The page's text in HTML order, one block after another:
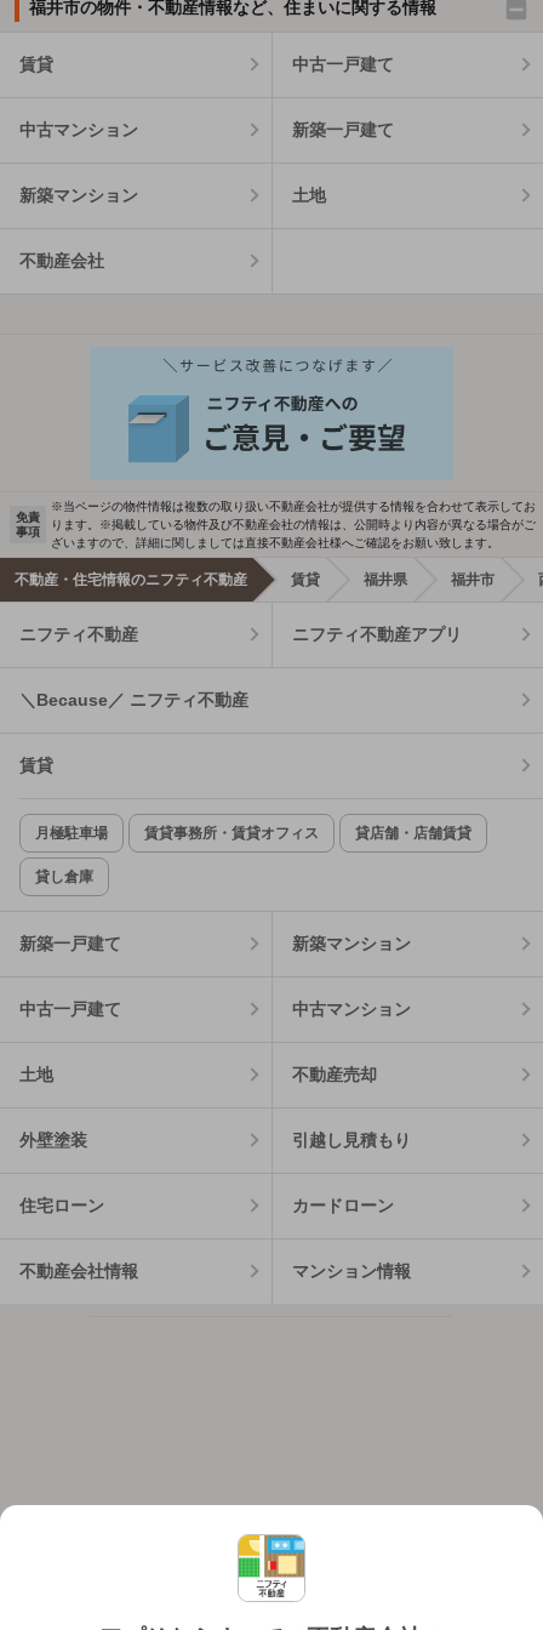
福井市の物件・不動産情報など、住まいに関する情報
賃貸 中古一戸建て
中古マンション 新築一戸建て
新築マンション 土地
不動産会社
免責
事項
※当ページの物件情報は複数の取り扱い不動産会社が提供する情報を合わせて表示してお
ります。※掲載している物件及び不動産会社の情報は、公開時より内容が異なる場合がご
ざいますので、詳細に関しましては直接不動産会社様へご確認をお願い致します。
不動産・住宅情報のニフティ不動産 賃貸 福井県 福井市
ニフティ不動産 ニフティ不動産アプリ
＼Because／ ニフティ不動産
賃貸
月極駐車場 賃貸事務所・賃貸オフィス 貸店舗・店舗賃貸
貸し倉庫
新築一戸建て 新築マンション
中古一戸建て 中古マンション
土地 不動産売却
外壁塗装 引越し見積もり
住宅ローン カードローン
不動産会社情報 マンション情報